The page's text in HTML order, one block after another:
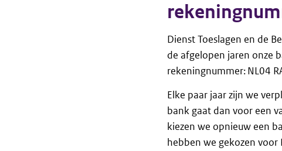
Dienst Toeslagen en de
de afgelopen jaren onze
rekeningnummer: NL04
Elke paar jaar zijn we
bank gaat dan voor een
kiezen we opnieuw een
hebben we gekozen voor